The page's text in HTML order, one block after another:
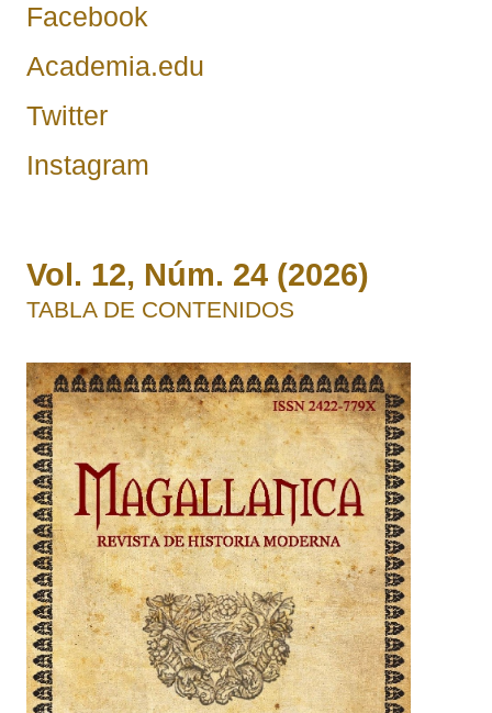
Facebook
Academia.edu
Twitter
Instagram
Vol. 12, Núm. 24 (2026)
TABLA DE CONTENIDOS